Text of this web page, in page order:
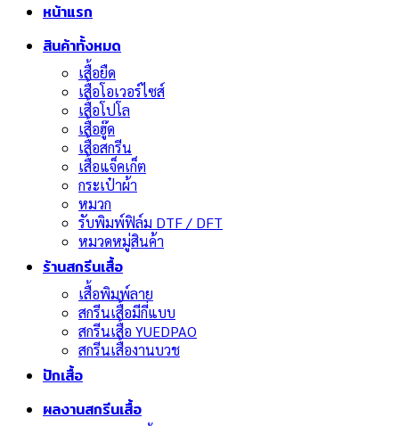
หน้าแรก
สินค้าทั้งหมด
เสื้อยืด
เสื้อโอเวอร์ไซส์
เสื้อโปโล
เสื้อฮู๊ด
เสื้อสกรีน
เสื้อแจ็คเก็ต
กระเป๋าผ้า
หมวก
รับพิมพ์ฟิล์ม DTF / DFT
หมวดหมู่สินค้า
ร้านสกรีนเสื้อ
เสื้อพิมพ์ลาย
สกรีนเสื้อมีกี่แบบ
สกรีนเสื้อ YUEDPAO
สกรีนเสื้องานบวช
ปักเสื้อ
ผลงานสกรีนเสื้อ